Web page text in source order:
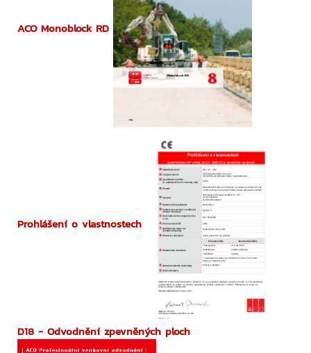
ACO Monoblock RD
Prohlášení o vlastnostech
D18 - Odvodnění zpevněných ploch